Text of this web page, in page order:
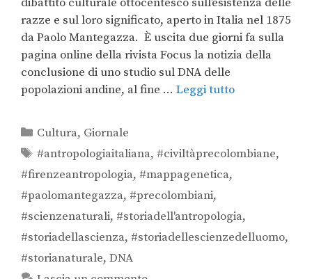
razze e sul loro significato, aperto in Italia nel 1875
da Paolo Mantegazza. È uscita due giorni fa sulla
pagina online della rivista Focus la notizia della
conclusione di uno studio sul DNA delle
popolazioni andine, al fine … Leggi tutto
Cultura, Giornale
#antropologiaitaliana, #civiltàprecolombiane,
#firenzeantropologia, #mappagenetica,
#paolomantegazza, #precolombiani,
#scienzenaturali, #storiadell'antropologia,
#storiadellascienza, #storiadellescienzedelluomo,
#storianaturale, DNA